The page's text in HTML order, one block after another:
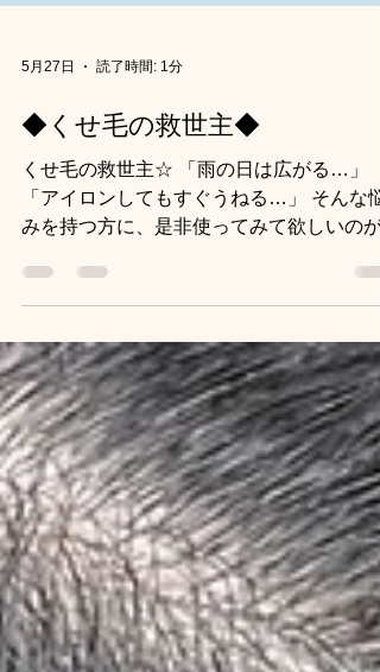
◆くせ毛の救世主◆
くせ毛の救世主☆ 「雨の日は広がる…」
「アイロンしてもすぐうねる…」 そんな悩
みを持つ方に、是非使ってみて欲しいのが
は、乾かした後の「クセの伸び」 髪の芯ま
で潤いが浸透して、広がりやすい髪も素直
まとまります。 持続して使ってくださると
「私の髪、こんなにサラサラだったっけ？
って思うくらい、指通りが変わりますよ☆
毎朝のスタイリングを楽にしたい方は、是
チェックしてみてください。 たかだあつこ